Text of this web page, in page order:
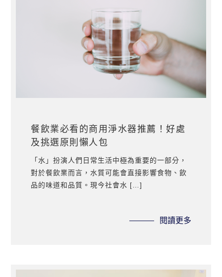
餐飲業必看的商用淨水器推薦！好處
及挑選原則懶人包
「水」扮演人們日常生活中極為重要的一部分，
對於餐飲業而言，水質可能會直接影響食物、飲
品的味道和品質。現今社會水 […]
閱讀更多